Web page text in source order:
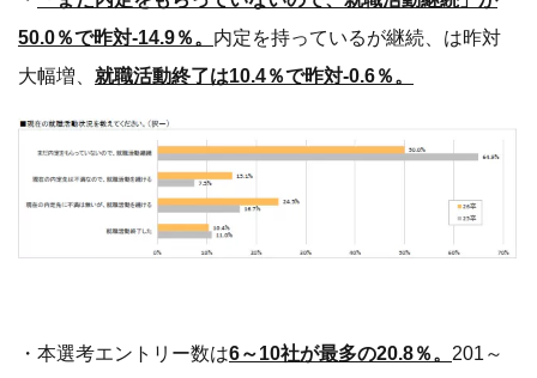
50.0％で昨対-14.9％。 内定を持っているが継続、は昨対
大幅増、 就職活動終了は10.4％で昨対-0.6％。
・本選考エントリー数は6～10社が最多の20.8％。 201～